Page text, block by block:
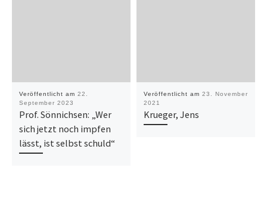
Veröffentlicht am 22.
September 2023
Prof. Sönnichsen: „Wer
sich jetzt noch impfen
lässt, ist selbst schuld“
Veröffentlicht am 23. November
2021
Krueger, Jens